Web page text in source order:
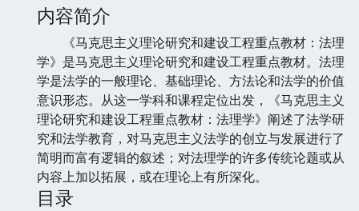
内容简介
《马克思主义理论研究和建设工程重点教材：法理
学》是马克思主义理论研究和建设工程重点教材。法理
学是法学的一般理论、基础理论、方法论和法学的价值
意识形态。从这一学科和课程定位出发，《马克思主义
理论研究和建设工程重点教材：法理学》阐述了法学研
究和法学教育，对马克思主义法学的创立与发展进行了
简明而富有逻辑的叙述；对法理学的许多传统论题或从
内容上加以拓展，或在理论上有所深化。
目录